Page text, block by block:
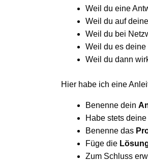
Weil du eine
Weil du auf
Weil du bei
Weil du es
Weil du dann
Hier habe ich eine
Benenne dein
Habe stets
Benenne das
Füge die
Zum Schluss